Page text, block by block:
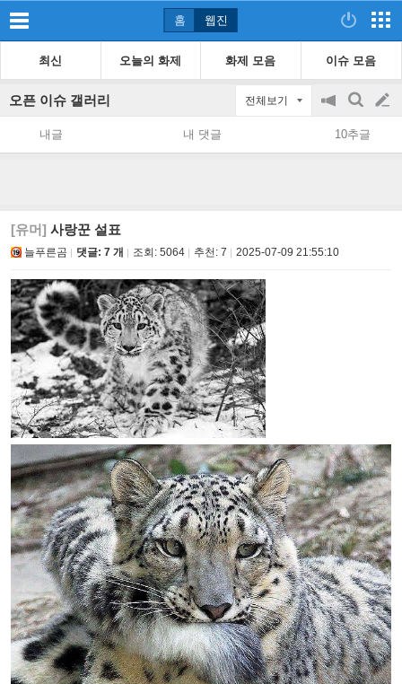
홈 웹진
최신 오늘의 화제 화제 모음 이슈 모음
오픈 이슈 갤러리 전체보기
공
지
on/off
검
색
글
쓰
내글 내 댓글 10추글
[유머] 사랑꾼 설표
늘푸른곰 댓글: 7 개 조회: 5064 추천: 7 2025-07-09 21:55:10